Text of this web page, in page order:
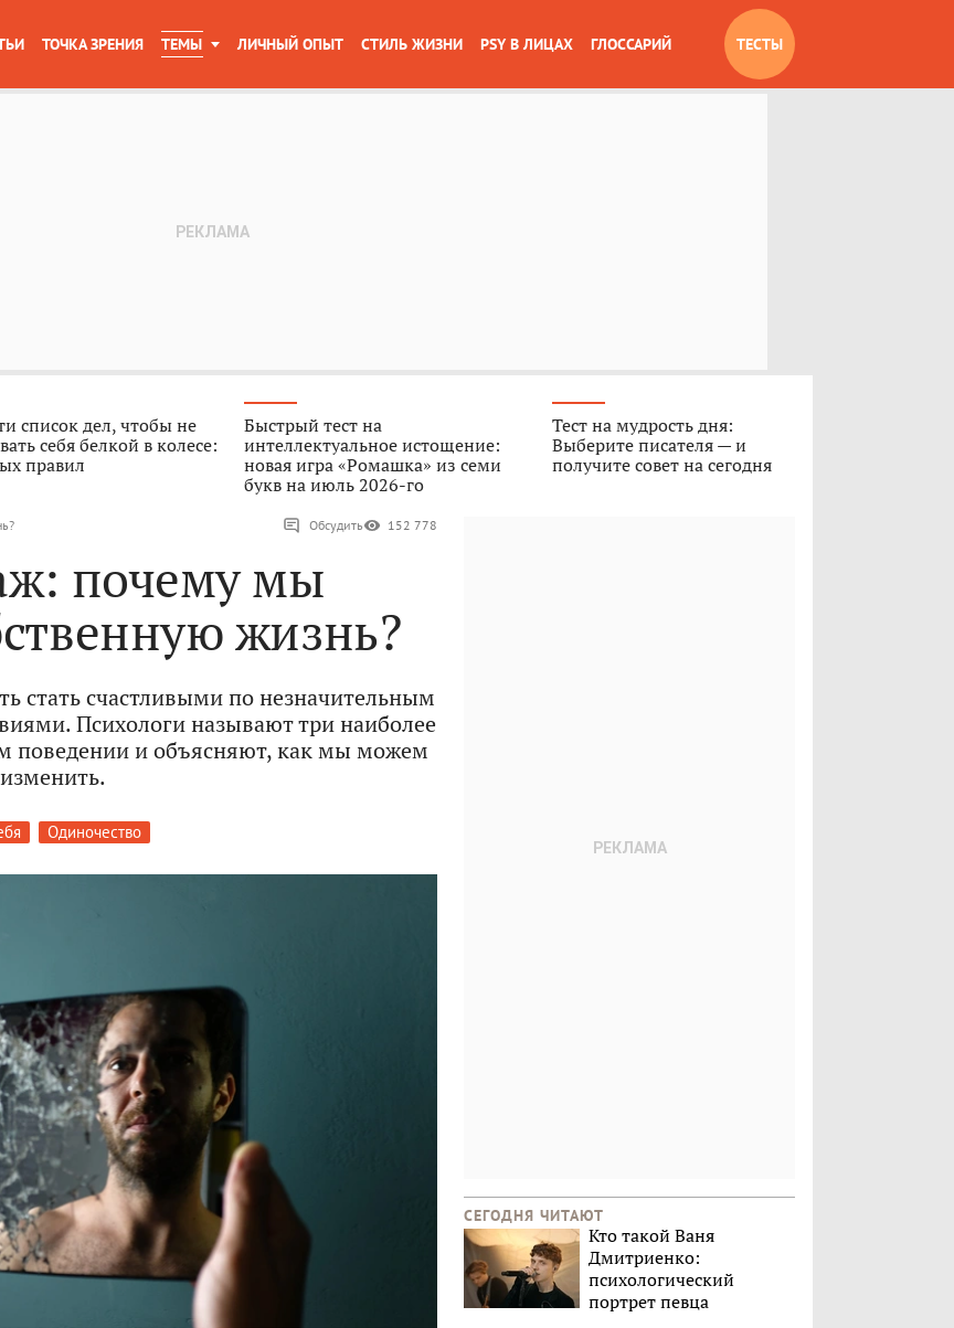
ТОЧКА ЗРЕНИЯ ТЕМЫ ЛИЧНЫЙ ОПЫТ СТИЛЬ ЖИЗНИ PSY В ЛИЦАХ ГЛОССАРИЙ ТЕСТЫ
список дел, чтобы не
себя белкой в колесе:
правил
Быстрый тест на
интеллектуальное истощение:
новая игра «Ромашка» из семи
букв на июль 2026-го
Тест на мудрость дня:
Выберите писателя — и
получите совет на сегодня
Обсудить 152 778
почему мы
жизнь?
стать счастливыми по незначительным
Психологи называют три наиболее
поведении и объясняют, как мы можем
Одиночество
СЕГОДНЯ ЧИТАЮТ
Кто такой Ваня
Дмитриенко:
психологический
портрет певца